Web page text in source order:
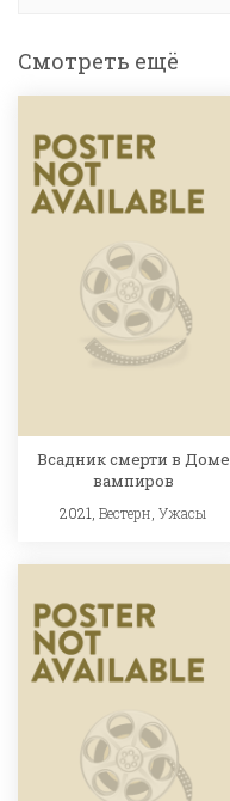
Смотреть ещё
Всадник смерти в Доме
вампиров
2021,Вестерн ,Ужасы